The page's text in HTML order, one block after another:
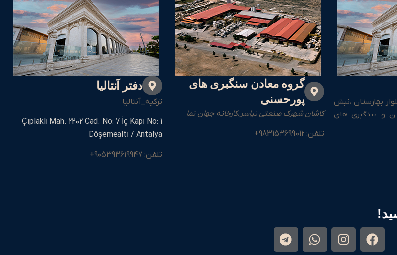
بهارستان ،نبش
و سنگبری های
گروه معادن سنگبری های
پورحسنی
کاشان،شهرک صنعتی نیاسر،کارخانه جهان نما
تلفن: 983153699012+
دفتر آنتالیا
ترکیه_آنتالیا
Çıplaklı Mah. 2202 Cad. No: 7 İç Kapı No: 1
Döşemealtı / Antalya
تلفن: ۹۰۵۳۹۳۶۱۹۹۴۷+